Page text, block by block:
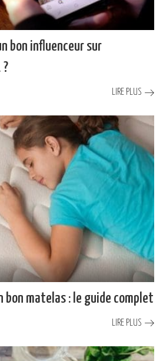
bon influenceur sur
?
LIRE PLUS
bon matelas : le guide complet
LIRE PLUS